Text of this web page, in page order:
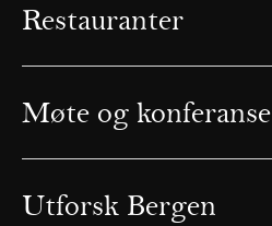
Restauranter
Møte og konferanse
Utforsk Bergen